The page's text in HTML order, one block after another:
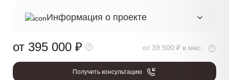
Информация о проекте
от 395 000 ₽ от 39 500 ₽ в мес.
Получить консультацию